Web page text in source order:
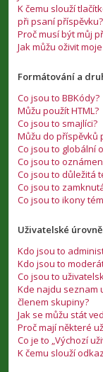
K čemu slouží
při psaní příspěvku?
Proč musí být můj
Jak můžu oživit
Formátování a
Co jsou to BBKódy?
Můžu použít HTML?
Co jsou to smajlíci?
Můžu do příspěvků
Co jsou to globální
Co jsou to
Co jsou to důležitá
Co jsou to
Co jsou to ikony
Uživatelské
Kdo jsou to
Kdo jsou to
Co jsou to
Kde najdu seznam
členem skupiny?
Jak se můžu stát
Proč mají některé
Co je to „Výchozí
K čemu slouží